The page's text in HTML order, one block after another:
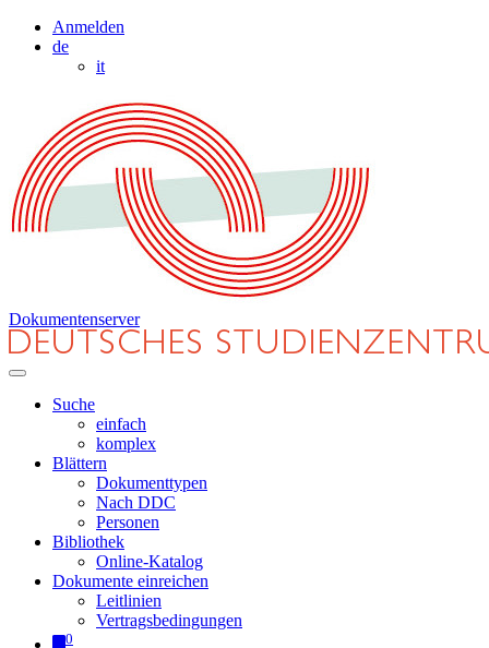
Anmelden
de
it
Dokumentenserver
Suche
einfach
komplex
Blättern
Dokumenttypen
Nach DDC
Personen
Bibliothek
Online-Katalog
Dokumente einreichen
Leitlinien
Vertragsbedingungen
0